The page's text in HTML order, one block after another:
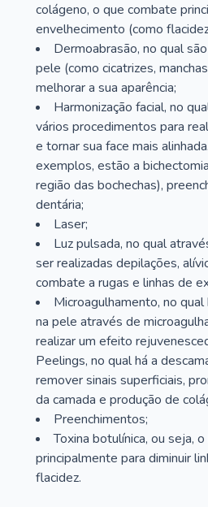
colágeno, o que combate
envelhecimento (como
Dermoabrasão, no qual
pele (como cicatrizes,
melhorar a sua aparência;
Harmonização facial, no
vários procedimentos para
e tornar sua face mais
exemplos, estão a
região das bochechas),
dentária;
Laser;
Luz pulsada, no qual
ser realizadas depilações,
combate a rugas e linhas de
Microagulhamento, no
na pele através de
realizar um efeito
Peelings, no qual há a
remover sinais superficiais,
da camada e produção de
Preenchimentos;
Toxina botulínica, ou seja,
principalmente para diminuir
flacidez.